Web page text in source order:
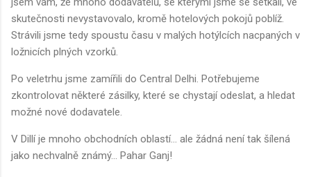
skutečnosti nevystavovalo, kromě hotelových pokojů poblíž.
Strávili jsme tedy spoustu času v malých hotýlcích nacpaných v
ložnicích plných vzorků.
Po veletrhu jsme zamířili do Central Delhi. Potřebujeme
zkontrolovat některé zásilky, které se chystají odeslat, a hledat
možné nové dodavatele.
V Dillí je mnoho obchodních oblastí... ale žádná není tak šílená
jako nechvalně známý... Pahar Ganj!